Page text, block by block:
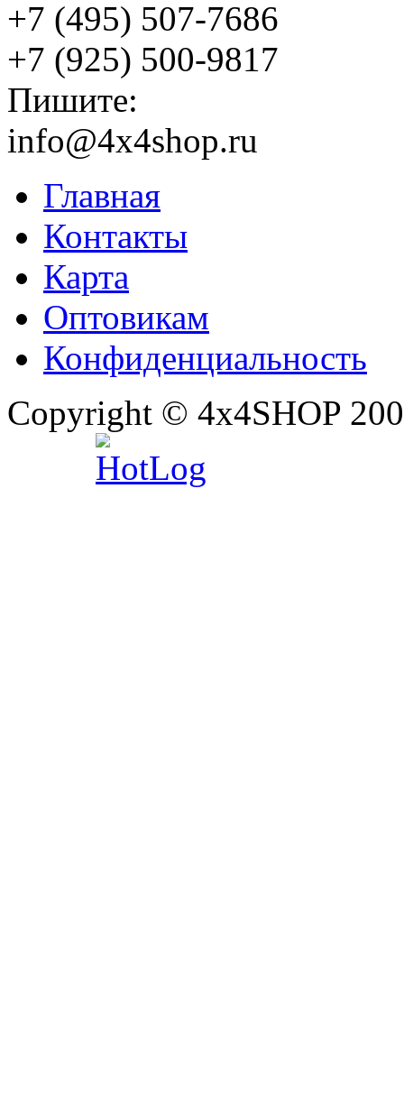
+7 (495) 507-7686
+7 (925) 500-9817
Пишите:
info@4x4shop.ru
Главная
Контакты
Карта
Оптовикам
Конфиденциальность
Copyright © 4x4SHOP